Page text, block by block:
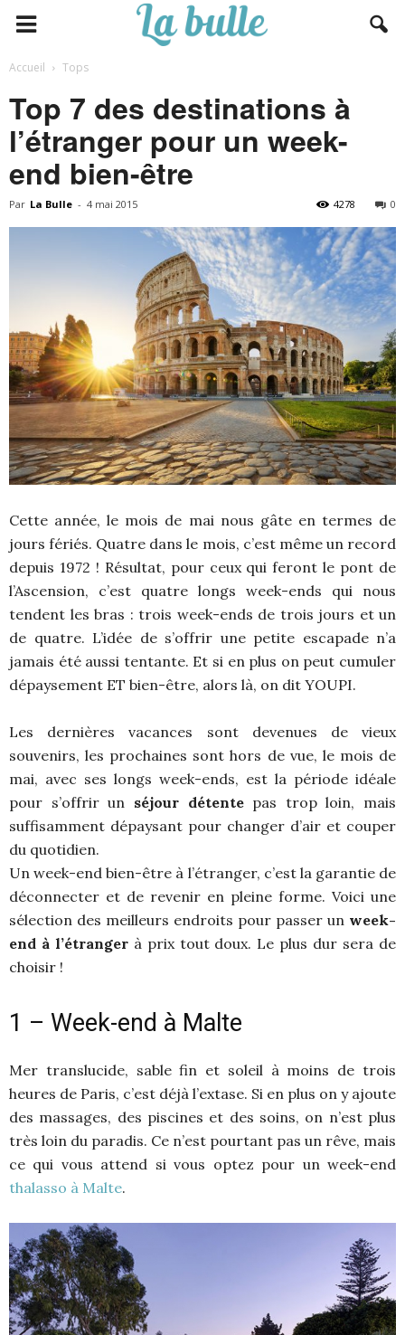
Accueil Tops
Top 7 des destinations à
l’étranger pour un week-
end bien-être
Par La Bulle - 4 mai 2015 0
4278
Cette année, le mois de mai nous gâte en termes de
jours fériés. Quatre dans le mois, c’est même un record
depuis 1972 ! Résultat, pour ceux qui feront le pont de
l’Ascension, c’est quatre longs week-ends qui nous
tendent les bras : trois week-ends de trois jours et un
de quatre. L’idée de s’offrir une petite escapade n’a
jamais été aussi tentante. Et si en plus on peut cumuler
dépaysement ET bien-être, alors là, on dit YOUPI.
Les dernières vacances sont devenues de vieux
souvenirs, les prochaines sont hors de vue, le mois de
mai, avec ses longs week-ends, est la période idéale
pour s’offrir un séjour détentepas trop loin, mais
suffisamment dépaysant pour changer d’air et couper
du quotidien.
Un week-end bien-être à l’étranger, c’est la garantie de
déconnecter et de revenir en pleine forme. Voici une
sélection des meilleurs endroits pour passer un week-
end à l’étrangerà prix tout doux. Le plus dur sera de
choisir !
1 – Week-end à Malte
Mer translucide, sable fin et soleil à moins de trois
heures de Paris, c’est déjà l’extase. Si en plus on y ajoute
des massages, des piscines et des soins, on n’est plus
très loin du paradis. Ce n’est pourtant pas un rêve, mais
ce qui vous attend si vous optez pour un week-end
thalasso à Malte.